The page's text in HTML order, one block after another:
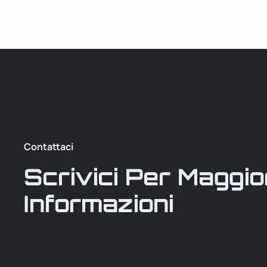
Contattaci
Scrivici Per
Informazioni